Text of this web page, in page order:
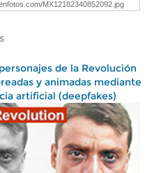
de la Revolución
y animadas mediante
artificial (deepfakes)